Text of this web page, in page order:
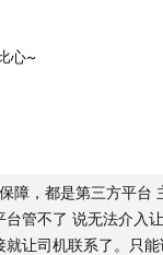
心~
障，都是第三方平台
管不了 说无法介入
让司机联系了。只